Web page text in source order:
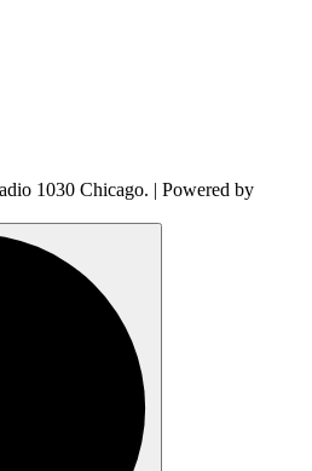
1030 Chicago. | Powered by